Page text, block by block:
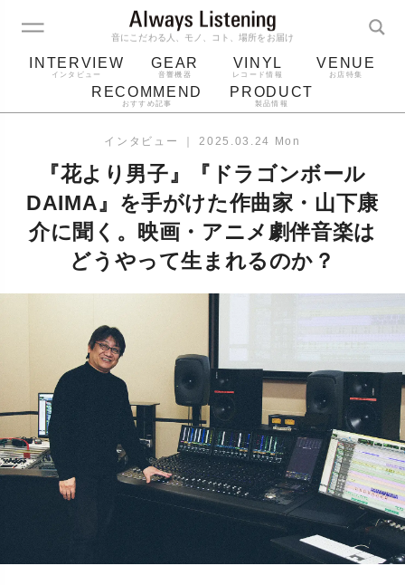
音にこだわる人、モノ、コト、場所をお届け
INTERVIEW
インタビュー
GEAR
音響機器
VINYL
レコード情報
VENUE
お店特集
RECOMMEND
おすすめ記事
PRODUCT
製品情報
ジャケット bluetooth アルバム
レコード針
インタビュー ｜ 2025.03.24 Mon
『花より男子』『ドラゴンボール
DAIMA』を手がけた作曲家・山下康
介に聞く。映画・アニメ劇伴音楽は
どうやって生まれるのか？